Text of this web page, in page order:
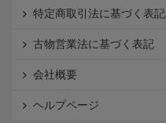
特定商取引法に基づく表記
古物営業法に基づく表記
会社概要
ヘルプページ